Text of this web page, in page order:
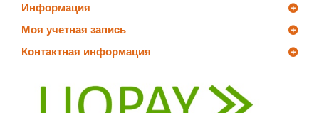
Информация
Моя учетная запись
Контактная информация